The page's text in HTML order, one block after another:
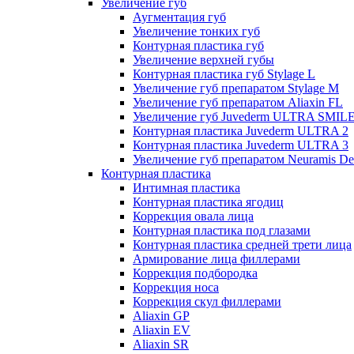
Увеличение губ
Аугментация губ
Увеличение тонких губ
Контурная пластика губ
Увеличение верхней губы
Контурная пластика губ Stylage L
Увеличение губ препаратом Stylage M
Увеличение губ препаратом Aliaxin FL
Увеличение губ Juvederm ULTRA
Контурная пластика Juvederm ULTRA 2
Контурная пластика Juvederm ULTRA 3
Увеличение губ препаратом Neuramis
Контурная пластика
Интимная пластика
Контурная пластика ягодиц
Коррекция овала лица
Контурная пластика под глазами
Контурная пластика средней трети лица
Армирование лица филлерами
Коррекция подбородка
Коррекция носа
Коррекция скул филлерами
Aliaxin GP
Aliaxin EV
Aliaxin SR